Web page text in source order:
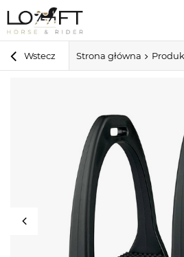
Wstecz Strona główna